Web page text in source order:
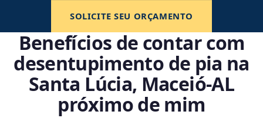
SOLICITE SEU ORÇAMENTO
Benefícios de contar com
desentupimento de pia na
Santa Lúcia, Maceió‑AL
próximo de mim